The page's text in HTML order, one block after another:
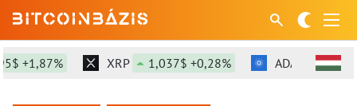
XRP 1,037$ +0,28% ADA 0,198$ -